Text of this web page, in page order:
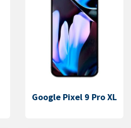
Google Pixel 9 Pro XL